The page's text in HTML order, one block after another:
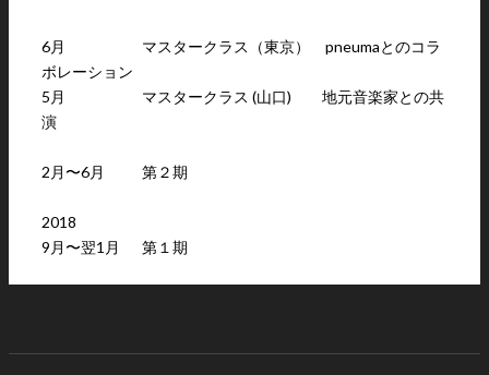
6月 マスタークラス（東京） pneumaとのコラ
ボレーション
5月 マスタークラス (山口) 地元音楽家との共
演
2月〜6月 第２期
2018
9月〜翌1月 第１期